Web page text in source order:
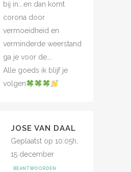
bij in….en dan komt
corona door
vermoeidheid en
verminderde weerstand
ga je voor de….
Alle goeds ik blijf je
volgen
JOSE VAN DAAL
Geplaatst op 10:05h,
15 december
BEANTWOORDEN